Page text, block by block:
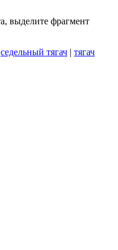
выделите фрагмент
седельный тягач | тягач